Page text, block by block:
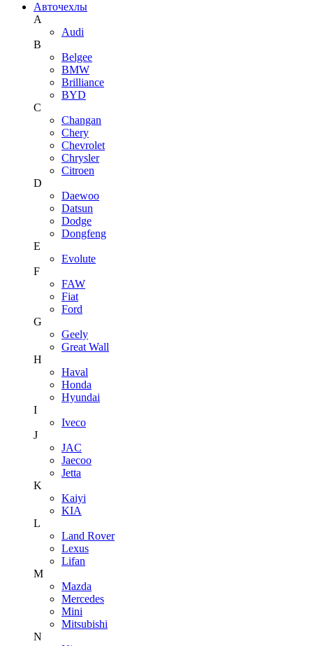
Авточехлы
A
Audi
B
Belgee
BMW
Brilliance
BYD
C
Changan
Chery
Chevrolet
Chrysler
Citroen
D
Daewoo
Datsun
Dodge
Dongfeng
E
Evolute
F
FAW
Fiat
Ford
G
Geely
Great Wall
H
Haval
Honda
Hyundai
I
Iveco
J
JAC
Jaecoo
Jetta
K
Kaiyi
KIA
L
Land Rover
Lexus
Lifan
M
Mazda
Mercedes
Mini
Mitsubishi
N